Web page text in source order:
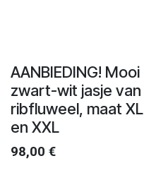
AANBIEDING! Mooi
zwart-wit jasje van
ribfluweel, maat XL
en XXL
98,00 €